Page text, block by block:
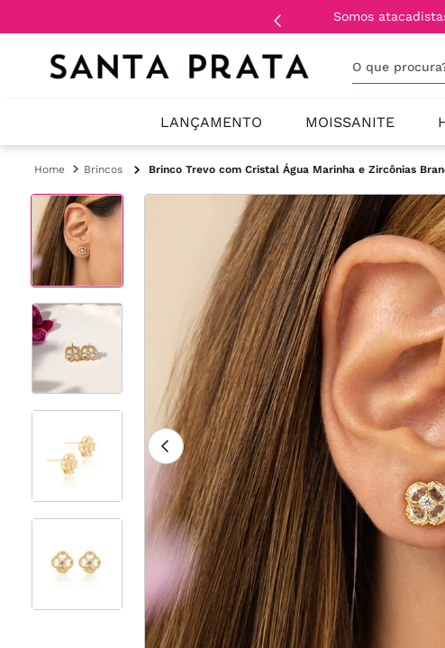
Somos
LANÇAMENTO MOISSANITE
Brincos Brinco Trevo com Cristal Água Marinha e Zircônias